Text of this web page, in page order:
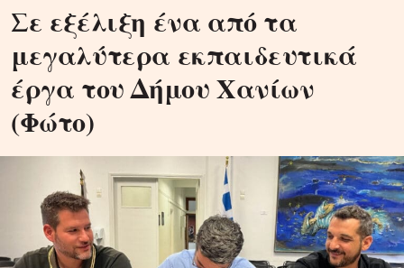
Σε εξέλιξη ένα από τα
μεγαλύτερα εκπαιδευτικά
έργα του Δήμου Χανίων
(Φώτο)